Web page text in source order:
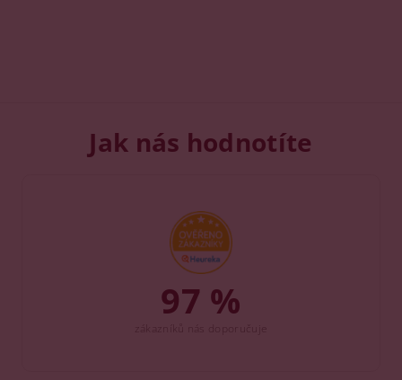
Jak nás hodnotíte
97 %